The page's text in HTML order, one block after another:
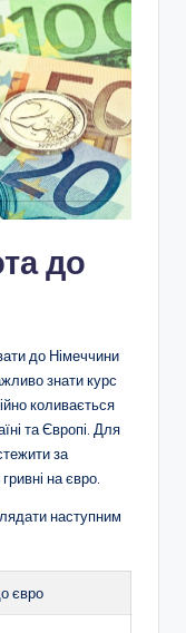
до
до Німеччини
знати курс
коливається
та Європі. Для
за
на євро.
наступним
євро